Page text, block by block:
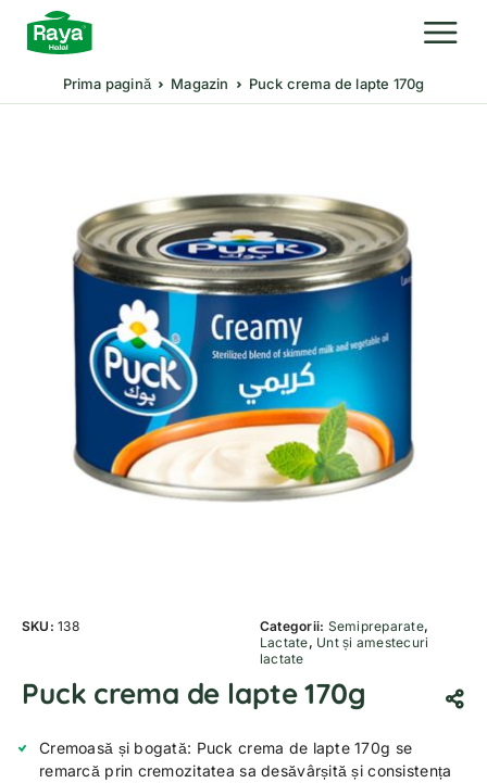
Prima pagină Magazin Puck crema de lapte 170g
SKU:138 Categorii: Semipreparate,
Lactate, Unt și amestecuri
lactate
Puck crema de lapte 170g
Cremoasă și bogată: Puck crema de lapte 170g se
remarcă prin cremozitatea sa desăvârșită și consistența